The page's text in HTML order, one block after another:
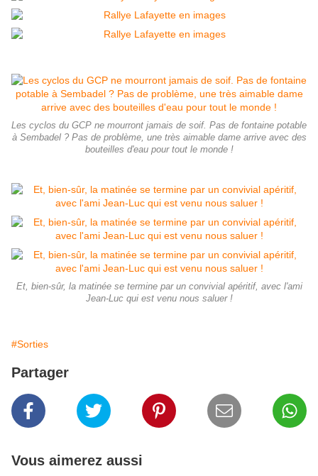
Les cyclos du GCP ne mourront jamais de soif. Pas de fontaine potable
à Sembadel ? Pas de problème, une très aimable dame arrive avec des
bouteilles d'eau pour tout le monde !
Et, bien-sûr, la matinée se termine par un convivial apéritif, avec l'ami
Jean-Luc qui est venu nous saluer !
#Sorties
Partager
Vous aimerez aussi